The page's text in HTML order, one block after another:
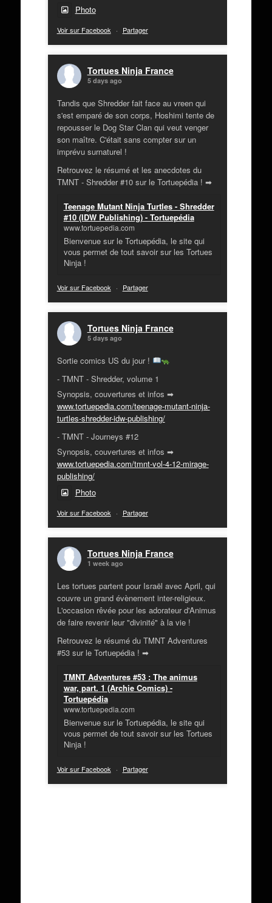
Photo
Voir sur Facebook · Partager
Tortues Ninja France
5 days ago
Tandis que Shredder fait face au vreen qui
s'est emparé de son corps, Hoshimi tente de
repousser le Dog Star Clan qui veut venger
son maître. C'était sans compter sur un
imprévu surnaturel !
Retrouvez le résumé et les anecdotes du
TMNT - Shredder #10 sur le Tortuepédia ! ➡
Teenage Mutant Ninja Turtles - Shredder
#10 (IDW Publishing) - Tortuepédia
www.tortuepedia.com
Bienvenue sur le Tortuepédia, le site qui
vous permet de tout savoir sur les Tortues
Ninja !
Voir sur Facebook · Partager
Tortues Ninja France
5 days ago
Sortie comics US du jour !
- TMNT - Shredder, volume 1
Synopsis, couvertures et infos ➡
www.tortuepedia.com/teenage-mutant-ninja-
turtles-shredder-idw-publishing/
- TMNT - Journeys #12
Synopsis, couvertures et infos ➡
www.tortuepedia.com/tmnt-vol-4-12-mirage-
publishing/
Photo
Voir sur Facebook · Partager
Tortues Ninja France
1 week ago
Les tortues partent pour Israël avec April, qui
couvre un grand évènement inter-religieux.
L'occasion rêvée pour les adorateur d'Animus
de faire revenir leur "divinité" à la vie !
Retrouvez le résumé du TMNT Adventures
#53 sur le Tortuepédia ! ➡
TMNT Adventures #53 : The animus
war, part. 1 (Archie Comics) -
Tortuepédia
www.tortuepedia.com
Bienvenue sur le Tortuepédia, le site qui
vous permet de tout savoir sur les Tortues
Ninja !
Voir sur Facebook · Partager